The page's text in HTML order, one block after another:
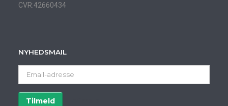
CVR:42660434
NYHEDSMAIL
adresse
Tilmeld